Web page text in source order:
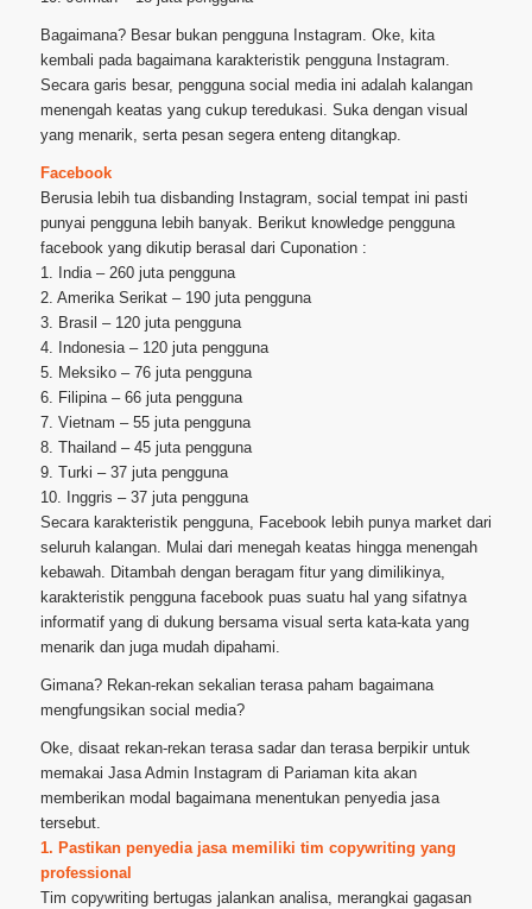
Bagaimana? Besar bukan pengguna Instagram. Oke, kita
kembali pada bagaimana karakteristik pengguna Instagram.
Secara garis besar, pengguna social media ini adalah kalangan
menengah keatas yang cukup teredukasi. Suka dengan visual
yang menarik, serta pesan segera enteng ditangkap.
Facebook
Berusia lebih tua disbanding Instagram, social tempat ini pasti
punyai pengguna lebih banyak. Berikut knowledge pengguna
facebook yang dikutip berasal dari Cuponation :
1. India – 260 juta pengguna
2. Amerika Serikat – 190 juta pengguna
3. Brasil – 120 juta pengguna
4. Indonesia – 120 juta pengguna
5. Meksiko – 76 juta pengguna
6. Filipina – 66 juta pengguna
7. Vietnam – 55 juta pengguna
8. Thailand – 45 juta pengguna
9. Turki – 37 juta pengguna
10. Inggris – 37 juta pengguna
Secara karakteristik pengguna, Facebook lebih punya market dari
seluruh kalangan. Mulai dari menegah keatas hingga menengah
kebawah. Ditambah dengan beragam fitur yang dimilikinya,
karakteristik pengguna facebook puas suatu hal yang sifatnya
informatif yang di dukung bersama visual serta kata-kata yang
menarik dan juga mudah dipahami.
Gimana? Rekan-rekan sekalian terasa paham bagaimana
mengfungsikan social media?
Oke, disaat rekan-rekan terasa sadar dan terasa berpikir untuk
memakai Jasa Admin Instagram di Pariaman kita akan
memberikan modal bagaimana menentukan penyedia jasa
tersebut.
1. Pastikan penyedia jasa memiliki tim copywriting yang
professional
Tim copywriting bertugas jalankan analisa, merangkai gagasan